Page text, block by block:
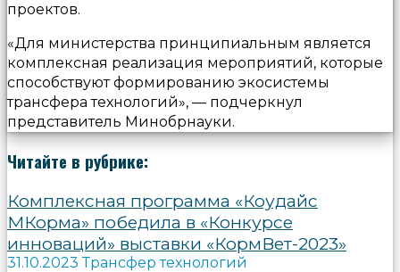
проектов.
«Для министерства принципиальным является
комплексная реализация мероприятий, которые
способствуют формированию экосистемы
трансфера технологий», — подчеркнул
представитель Минобрнауки.
Читайте в рубрике:
Комплексная программа «Коудайс
МКорма» победила в «Конкурсе
инноваций» выставки «КормВет-2023»
31.10.2023 Трансфер технологий